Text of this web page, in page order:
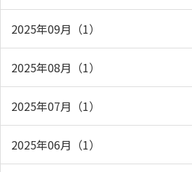
2025年09月（1）
2025年08月（1）
2025年07月（1）
2025年06月（1）